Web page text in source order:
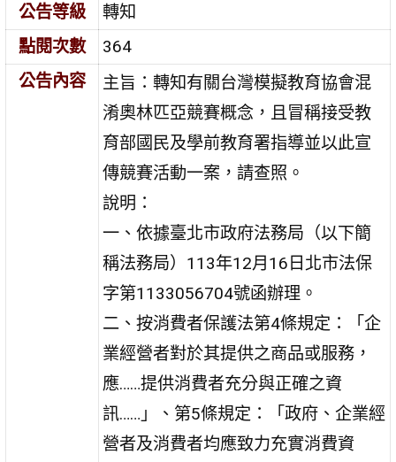
公告等級
轉知
點閱次數
364
公告內容
主旨：轉知有關台灣模擬教育協會混
淆奧林匹亞競賽概念，且冒稱接受教
育部國民及學前教育署指導並以此宣
傳競賽活動一案，請查照。
說明：
一、依據臺北市政府法務局（以下簡
稱法務局）113年12月16日北市法保
字第1133056704號函辦理。
二、按消費者保護法第4條規定：「企
業經營者對於其提供之商品或服務，
應……提供消費者充分與正確之資
訊……」、第5條規定：「政府、企業經
營者及消費者均應致力充實消費資